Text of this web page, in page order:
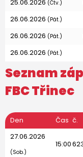
25.06.2026 (Čtv.)
26.06.2026 (Pát.)
26.06.2026 (Pát.)
26.06.2026 (Pát.)
Seznam
FBC Třinec
Den Čas č.
27.06.2026
(Sob.)
15:00